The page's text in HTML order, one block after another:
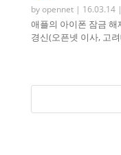
byopennet| 16.03.14|
애플의 아이폰 잠금
경신(오픈넷 이사, 고